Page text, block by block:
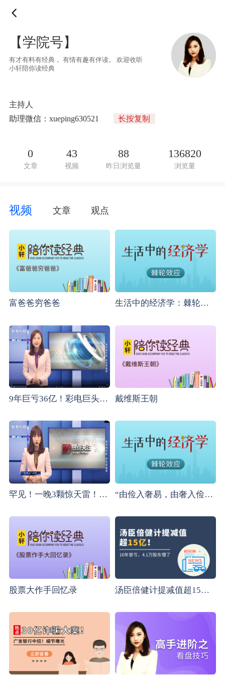
【学院号】
有才有料有经典， 有情有趣有伴读。 欢迎收听
小轩陪你读经典
主持人
助理微信：xueping630521
长按复制
0
文章
43
视频
88
昨日浏览量
136820
浏览量
视频 文章 观点
富爸爸穷爸爸 生活中的经济学：棘轮效应
9年巨亏36亿！彩电巨头康佳能否重返时代巅峰？ 戴维斯王朝
罕见！一晚3颗惊天雷！年报爆雷季提前上演？ “由俭入奢易，由奢入俭难”与“棘轮效应”原理
股票大作手回忆录 汤臣倍健计提减值超15亿！10年首亏，4.1万股东懵了